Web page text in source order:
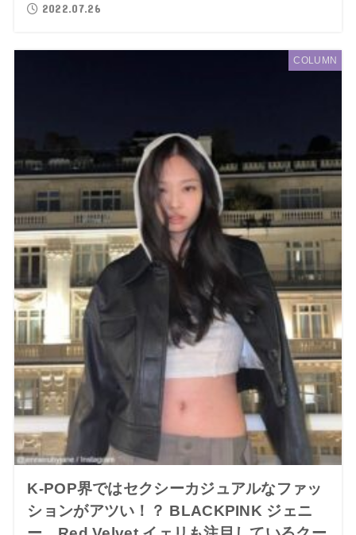
2022.07.26
COLUMN
K-POP界ではセクシーカジュアルなファッ
ションがアツい！？ BLACKPINK ジェニ